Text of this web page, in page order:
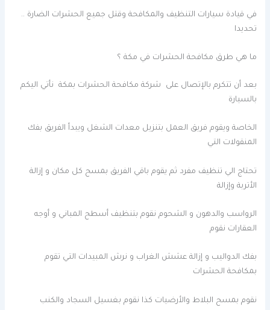
في قيادة سيارات التنظيف والمكافحة وقتل جميع الحشرات الضارة ..
تحديدا
ما هي طرق مكافحة الحشرات في مكة ؟
بعد أن تتكرم بالإتصال على شركة مكافحة الحشرات بمكة نأتي اليكم
بالسيارة
الخاصة ويقوم فريق العمل بتنزيل معدات الشغل ويبدأ الفريق بفك
المنقولات التي
تحتاج الي تنظيف مفرد ثم يقوم باقي الفريق بمسح كل مكان و إزالة
الأتربة وإزالة
الرواسب والدهون و الشحوم نقوم بتنظيف أسطح المباني و أوجه
العقارات نقوم
بفك الدواليب و إزالة عشش الغراب و نرش المبيدات التي تقوم
بمكافحة الحشرات
نقوم بمسح البلاط والأرضيات كذا نقوم بغسيل السجاد والكنب